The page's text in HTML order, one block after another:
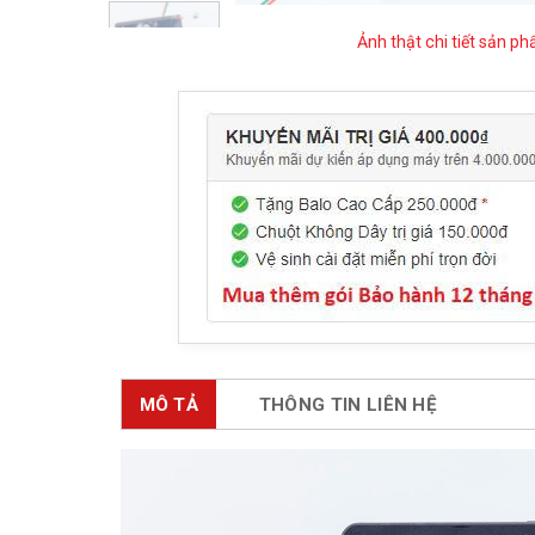
Ảnh thật chi tiết sản
MÔ TẢ THÔNG TIN LIÊN HỆ